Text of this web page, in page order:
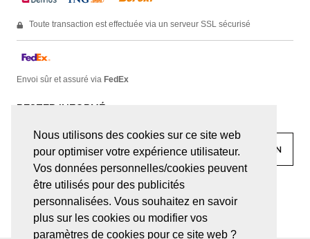
Nous utilisons des cookies sur ce site web
pour optimiser votre expérience utilisateur.
Vos données personnelles/cookies peuvent
être utilisés pour des publicités
personnalisées. Vous souhaitez en savoir
plus sur les cookies ou modifier vos
paramètres de cookies pour ce site web ?
Toute transaction est effectuée via un serveur SSL sécurisé
Envoi sûr et assuré via FedEx
facebook linkedin